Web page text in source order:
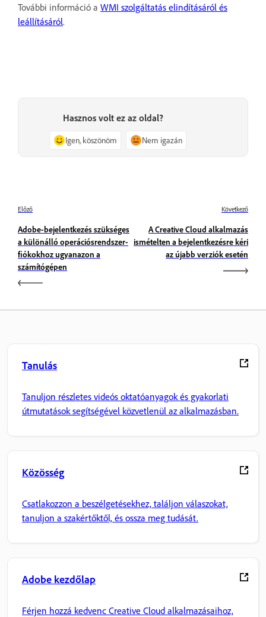
További információ a WMI szolgáltatás elindításáról és
leállításáról.
Hasznos volt ez az oldal?
Igen, köszönöm Nem igazán
Előző
Adobe-bejelentkezés szükséges
a különálló operációsrendszer-
fiókokhoz ugyanazon a
számítógépen
Következő
A Creative Cloud alkalmazás
ismételten a bejelentkezésre kéri
az újabb verziók esetén
Tanulás
Tanuljon részletes videós oktatóanyagok és gyakorlati
útmutatások segítségével közvetlenül az alkalmazásban.
Közösség
Csatlakozzon a beszélgetésekhez, találjon válaszokat,
tanuljon a szakértőktől, és ossza meg tudását.
Adobe kezdőlap
Férjen hozzá kedvenc Creative Cloud alkalmazásaihoz,